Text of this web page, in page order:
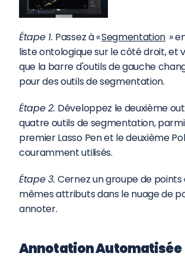
Étape 1. Passez à «Segmentation »
liste ontologique sur le côté droit, et
que la barre d'outils de gauche
pour des outils de segmentation.
Étape 2. Développez le deuxième
quatre outils de segmentation,
premier Lasso Pen et le deuxième
couramment utilisés.
Étape 3. Cernez un groupe de points
mêmes attributs dans le nuage de
annoter.
Annotation Automatisée